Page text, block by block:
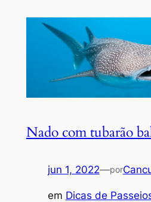
Nado com tubarão
jun 1, 2022—por
em Dicas de